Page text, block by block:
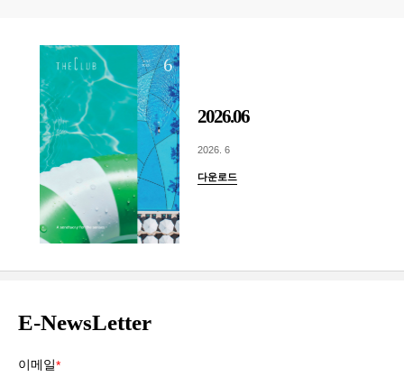
2026.06
2026. 6
다운로드
E-NewsLetter
이메일*